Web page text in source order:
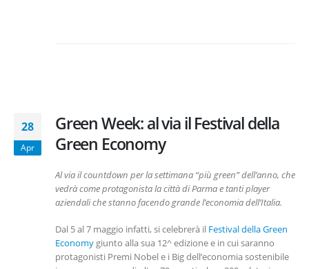
28
Apr
Green Week: al via il Festival della
Green Economy
Al via il countdown per la settimana “più green” dell’anno, che
vedrà come protagonista la città di Parma e tanti player
aziendali che stanno facendo grande l’economia dell’Italia.
Dal 5 al 7 maggio infatti, si celebrerà il Festival della Green
Economy giunto alla sua 12^ edizione e in cui saranno
protagonisti Premi Nobel e i Big dell’economia sostenibile